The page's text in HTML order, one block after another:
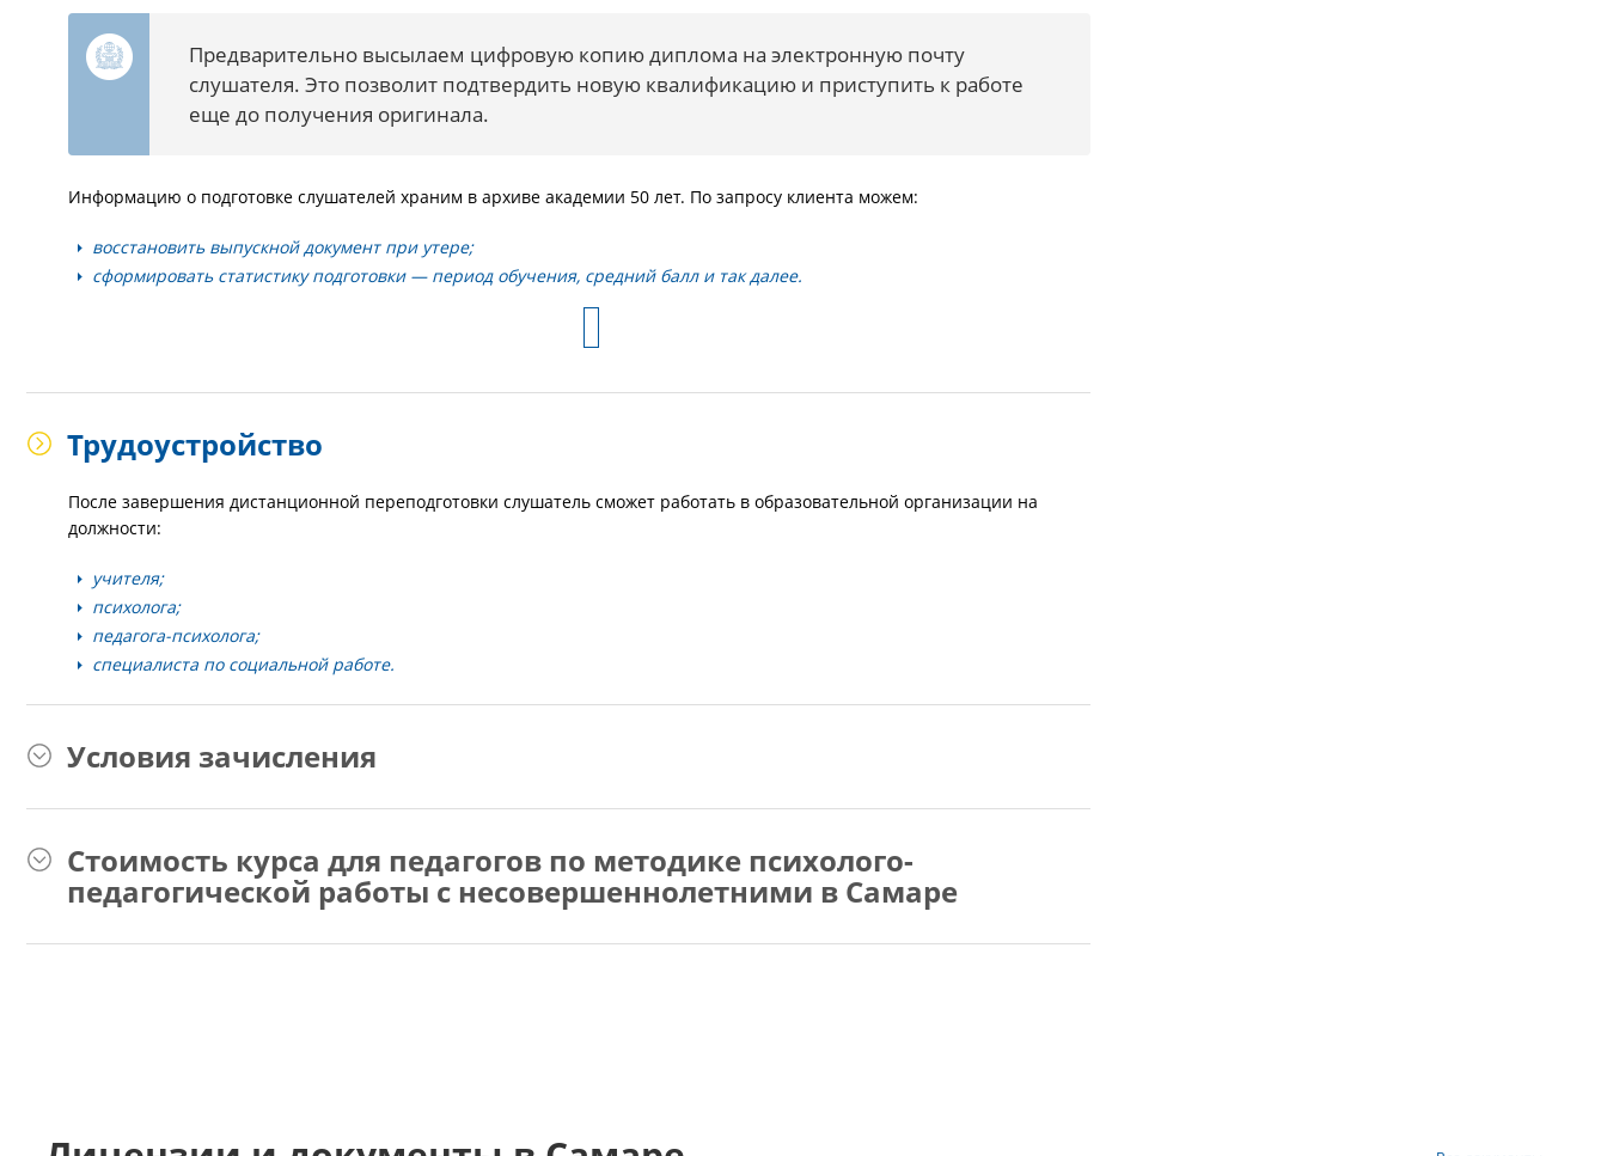
Предварительно высылаем цифровую копию диплома на электронную почту
слушателя. Это позволит подтвердить новую квалификацию и приступить к работе
еще до получения оригинала.
Информацию о подготовке слушателей храним в архиве академии 50 лет. По запросу клиента можем:
восстановить выпускной документ при утере;
сформировать статистику подготовки — период обучения, средний балл и так далее.
Трудоустройство
После завершения дистанционной переподготовки слушатель сможет работать в образовательной организации на
должности:
учителя;
психолога;
педагога-психолога;
специалиста по социальной работе.
Условия зачисления
Стоимость курса для педагогов по методике психолого-
педагогической работы с несовершеннолетними в Самаре